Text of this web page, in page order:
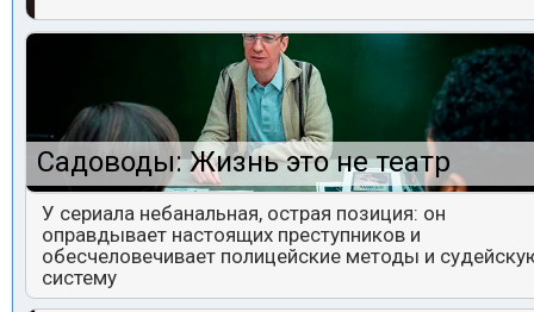
Садоводы: Жизнь это не театр
У сериала небанальная, острая позиция: он
оправдывает настоящих преступников и
обесчеловечивает полицейские методы и
систему